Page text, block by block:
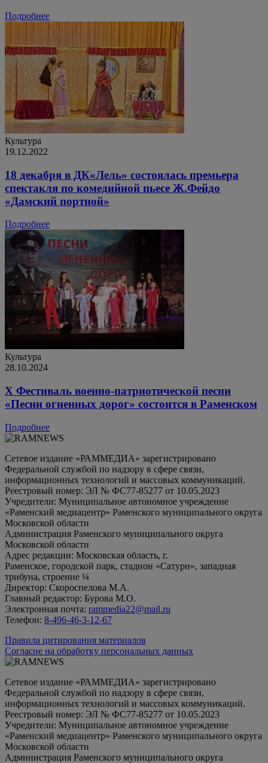
Подробнее
Культура
19.12.2022
18 декабря в ДК«Лель» состоялась премьера
спектакля по комедийной пьесе Ж.Фейдо
«Дамский портной»
Подробнее
Культура
28.10.2024
X Фестиваль военно-патриотической песни
«Песни огненных дорог» состоится в Раменском
Подробнее
Сетевое издание «РАММЕДИА» зарегистрировано
Федеральной службой по надзору в сфере связи,
информационных технологий и массовых коммуникаций.
Реестровый номер: ЭЛ № ФС77-85277 от 10.05.2023
Учредители: Муниципальное автономное учреждение
«Раменский медиацентр» Раменского муниципального округа
Московской области
Администрация Раменского муниципального округа
Московской области
Адрес редакции: Московская область, г.
Раменское, городской парк, стадион «Сатурн», западная
трибуна, строение ¼
Директор: Скороспелова М.А.
Главный редактор: Бурова М.О.
Электронная почта: rammedia22@mail.ru
Телефон: 8-496-46-3-12-67
Правила цитирования материалов
Согласие на обработку персональных данных
Сетевое издание «РАММЕДИА» зарегистрировано
Федеральной службой по надзору в сфере связи,
информационных технологий и массовых коммуникаций.
Реестровый номер: ЭЛ № ФС77-85277 от 10.05.2023
Учредители: Муниципальное автономное учреждение
«Раменский медиацентр» Раменского муниципального округа
Московской области
Администрация Раменского муниципального округа